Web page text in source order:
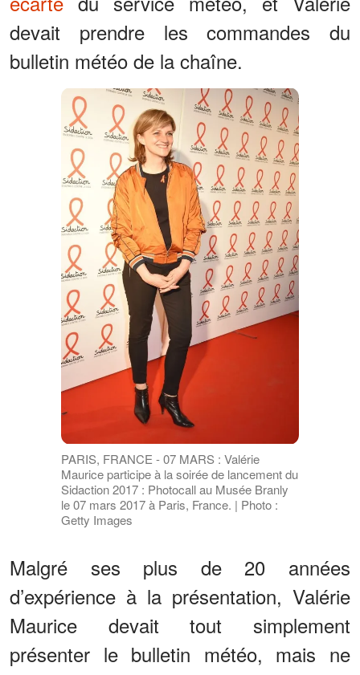
devait prendre les commandes du
bulletin météo de la chaîne.
PARIS, FRANCE - 07 MARS : Valérie
Maurice participe à la soirée de lancement du
Sidaction 2017 : Photocall au Musée Branly
le 07 mars 2017 à Paris, France. | Photo :
Getty Images
Malgré ses plus de 20 années
d’expérience à la présentation, Valérie
Maurice devait tout simplement
présenter le bulletin météo, mais ne